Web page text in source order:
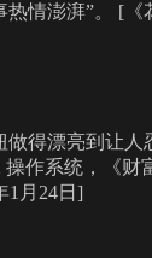
情澎湃”。 [《
做得漂亮到让人
操作系统，《财
1月24日]